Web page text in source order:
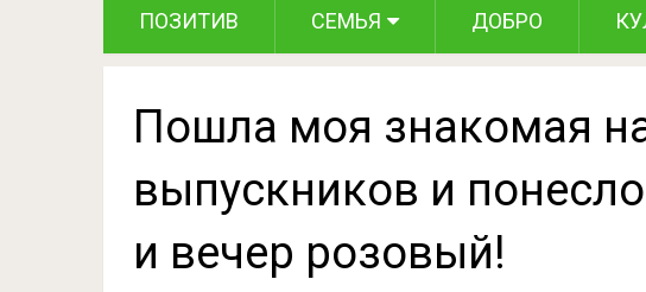
ПОЗИТИВ СЕМЬЯ ДОБРО
Пошла моя знакомая
выпускников и
и вечер розовый!